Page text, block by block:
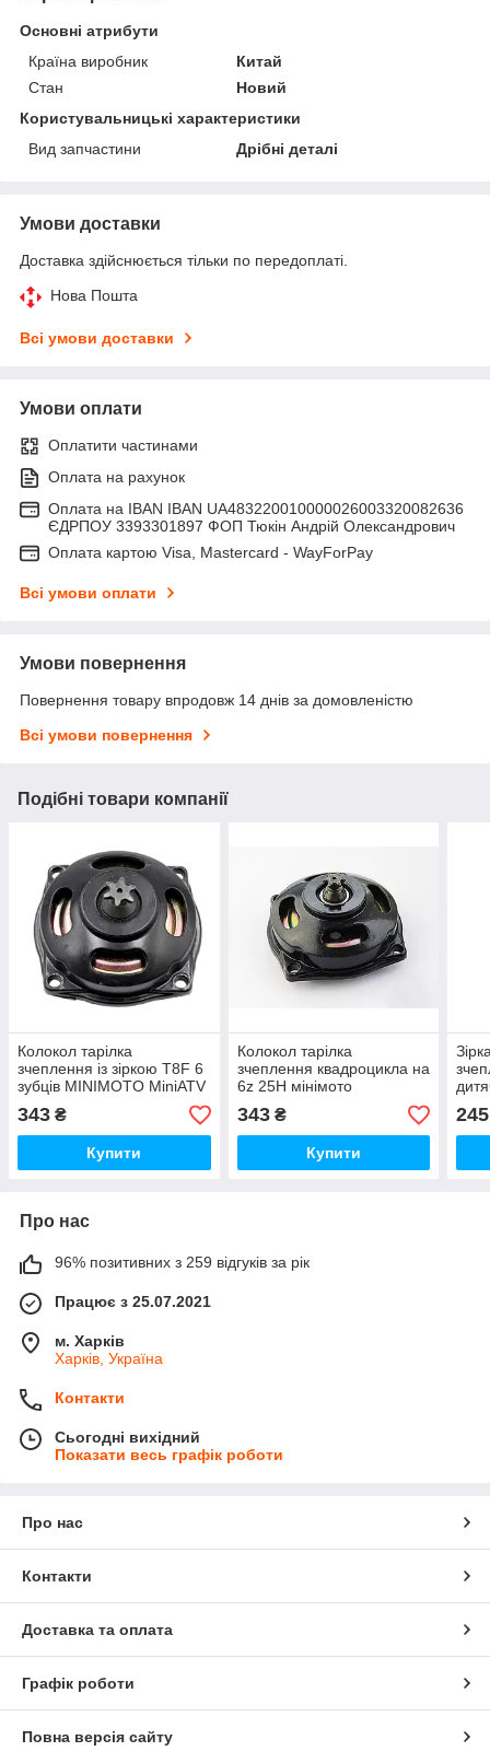
Основні атрибути
Країна виробник
Китай
Стан
Новий
Користувальницькі характеристики
Вид запчастини
Дрібні деталі
Умови доставки
Доставка здійснюється тільки по передоплаті.
Нова Пошта
Всі умови доставки
Умови оплати
Оплатити частинами
Оплата на рахунок
Оплата на IBAN IBAN UA483220010000026003320082636
ЄДРПОУ 3393301897 ФОП Тюкін Андрій Олександрович
Оплата картою Visa, Mastercard - WayForPay
Всі умови оплати
Умови повернення
Повернення товару впродовж 14 днів за домовленістю
Всі умови повернення
Подібні товари компанії
Колокол тарілка
зчеплення із зіркою T8F 6
зубців MINIMOTO MiniATV
49с.
343 ₴
Купити
Колокол тарілка
зчеплення квадроцикла на
6z 25H мінімото
MINIMOTO MiniATV 49с
343₴
Купити
245
Про нас
96% позитивних з 259 відгуків за рік
Працює з 25.07.2021
м. Харків
Харків, Україна
Контакти
Сьогодні вихідний
Показати весь графік роботи
Про нас
Контакти
Доставка та оплата
Графік роботи
Повна версія сайту